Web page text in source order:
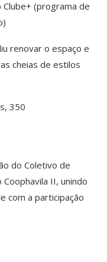
(programa de
renovar o espaço e
cheias de estilos
350
do Coletivo de
II, unindo
com a participação